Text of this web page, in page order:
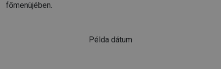
főmenüjében.
Példa dátum